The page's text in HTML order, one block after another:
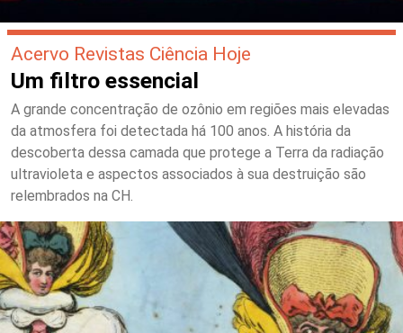
Acervo Revistas Ciência Hoje
Um filtro essencial
A grande concentração de ozônio em regiões mais elevadas
da atmosfera foi detectada há 100 anos. A história da
descoberta dessa camada que protege a Terra da radiação
ultravioleta e aspectos associados à sua destruição são
relembrados na CH.